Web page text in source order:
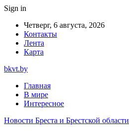
Sign in
Четверг, 6 августа, 2026
Контакты
Лента
Карта
bkvt.by
Главная
В мире
Интересное
Новости Бреста и Брестской области